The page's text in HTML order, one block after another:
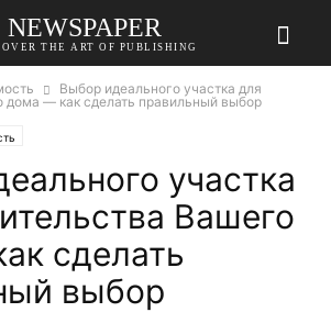
NEWSPAPER
THE ART OF PUBLISHING
Выбор идеального участка для
дома — как сделать правильный выбор
участка
Вашего
сделать
выбор